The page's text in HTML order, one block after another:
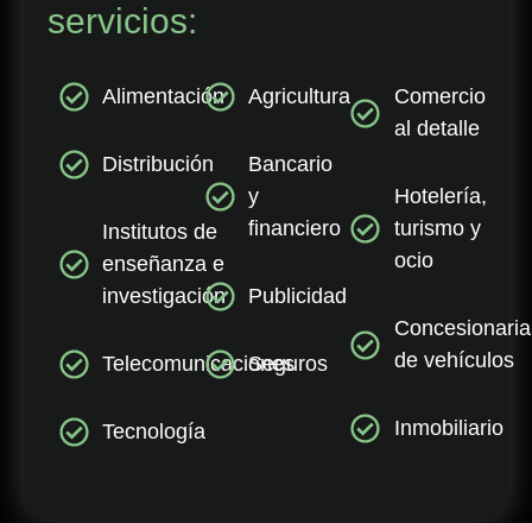
servicios:
Alimentación
Distribución
Institutos de
enseñanza e
investigación
Telecomunicaciones
Tecnología
Agricultura
Bancario
y
financiero
Publicidad
Seguros
Comercio
al detalle
Hotelería,
turismo y
ocio
de vehículos
Inmobiliario